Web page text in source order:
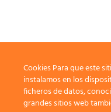
Cookies Para que este
instalamos en los
ficheros de datos,
grandes sitios web